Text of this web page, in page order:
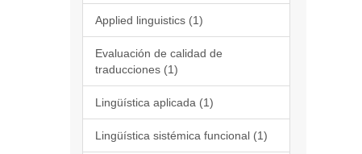
Applied linguistics (1)
Evaluación de calidad de
traducciones (1)
Lingüística aplicada (1)
Lingüística sistémica funcional (1)